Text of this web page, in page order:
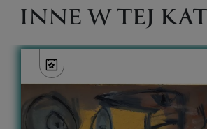
INNE W TEJ